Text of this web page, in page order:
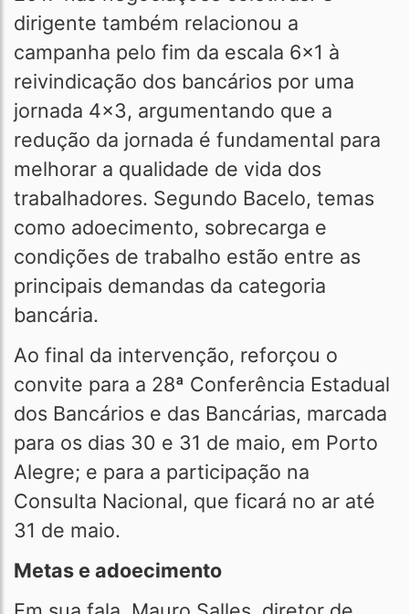
dirigente também relacionou a
campanha pelo fim da escala 6x1 à
reivindicação dos bancários por uma
jornada 4x3, argumentando que a
redução da jornada é fundamental para
melhorar a qualidade de vida dos
trabalhadores. Segundo Bacelo, temas
como adoecimento, sobrecarga e
condições de trabalho estão entre as
principais demandas da categoria
bancária.
Ao final da intervenção, reforçou o
convite para a 28ª Conferência Estadual
dos Bancários e das Bancárias, marcada
para os dias 30 e 31 de maio, em Porto
Alegre; e para a participação na
Consulta Nacional, que ficará no ar até
31 de maio.
Metas e adoecimento